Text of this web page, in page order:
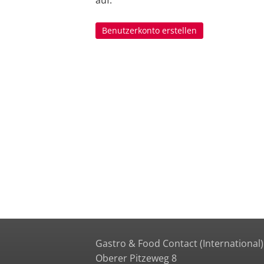
Benutzerkonto erstellen
Gastro & Food Contact (International)
Oberer Pitzeweg 8